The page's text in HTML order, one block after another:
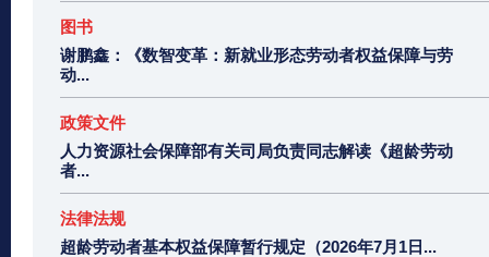
图书
谢鹏鑫：《数智变革：新就业形态劳动者权益保障与劳
动...
政策文件
人力资源社会保障部有关司局负责同志解读《超龄劳动
者...
法律法规
超龄劳动者基本权益保障暂行规定（2026年7月1日...